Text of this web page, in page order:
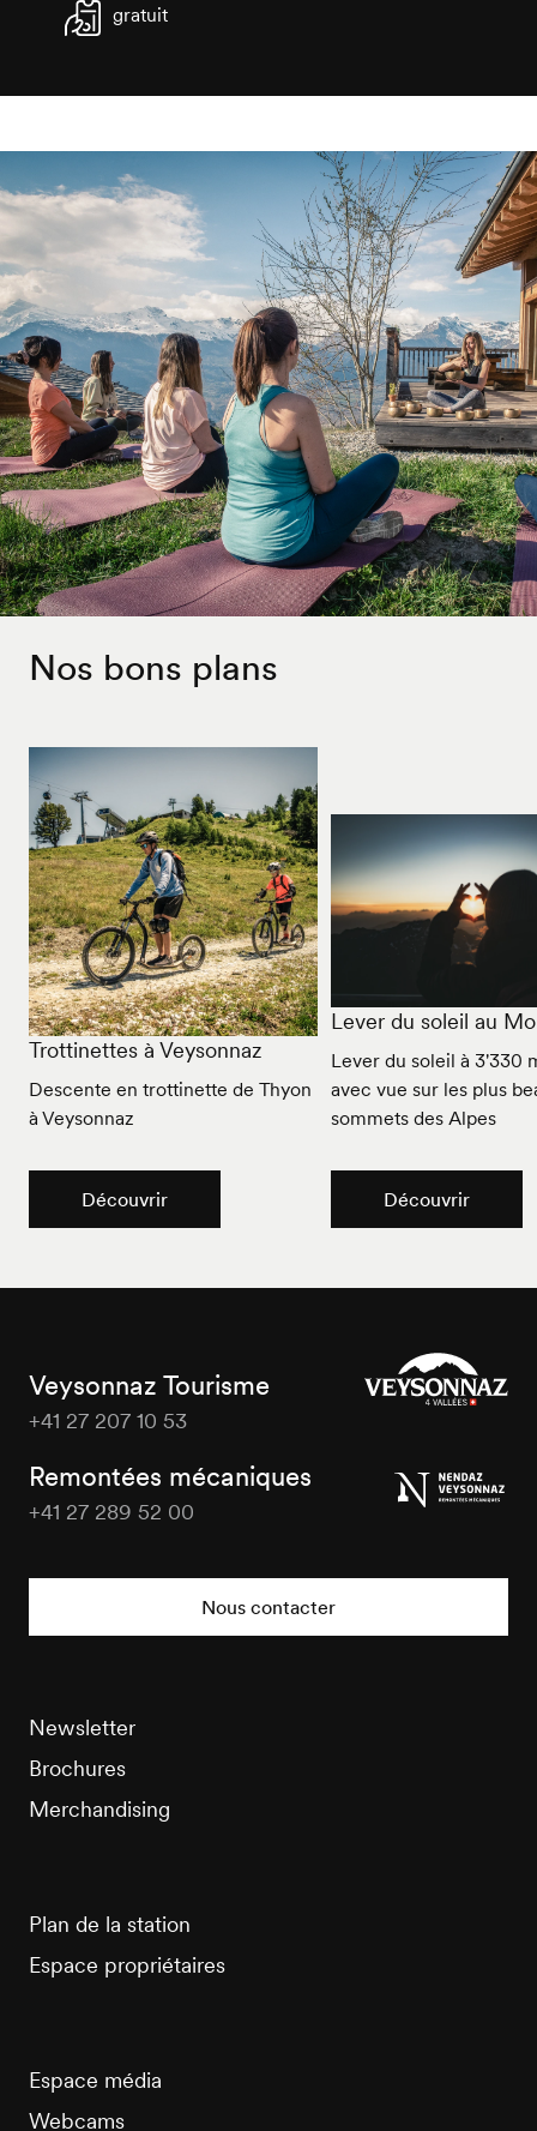
gratuit
Nos bons plans
Trottinettes à Veysonnaz
Descente en trottinette de Thyon
à Veysonnaz
Découvrir
Lever du soleil au
Lever du soleil à 3'330
avec vue sur les plus
sommets des Alpes
Découvrir
Veysonnaz Tourisme
+41 27 207 10 53
Remontées mécaniques
+41 27 289 52 00
Nous contacter
Newsletter
Brochures
Merchandising
Plan de la station
Espace propriétaires
Espace média
Webcams